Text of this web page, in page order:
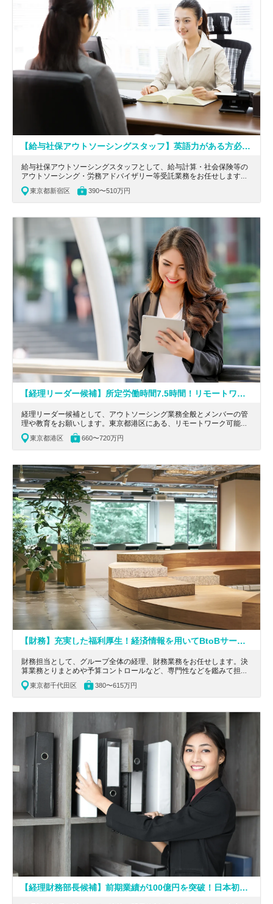
【給与社保アウトソーシングスタッフ】英語力がある方必見！海外クライアントとのやり取りあり！週2リモート！フレックスあり！世界5大会計事務所ネットワークに加盟する社労士法人
給与社保アウトソーシングスタッフとして、給与計算・社会保険等の
アウトソーシング・労務アドバイザリー等受託業務をお任せします。
東京都新宿区にある、英語力がある方必見！週2リモート！フレック
スありの社労士法人の求人です。
東京都新宿区 390〜510万円
【経理リーダー候補】所定労働時間7.5時間！リモートワーク可能！ITインフラのサポートだけでなく、ソフトウェアパッケージの自社開発など幅広くサービスを提供する事業会社
経理リーダー候補として、アウトソーシング業務全般とメンバーの管
理や教育をお願いします。東京都港区にある、リモートワーク可能！
ITインフラのサポートだけでなく、ソフトウェアパッケージの自社開
発など幅広くサービスを提供する事業会社の求人です。
東京都港区 660〜720万円
【財務】充実した福利厚生！経済情報を用いてBtoBサービスを提供するグロース市場上場企業
財務担当として、グループ全体の経理、財務業務をお任せします。決
算業務とりまとめや予算コントロールなど、専門性などを鑑みて担当
を決定します。東京都千代田区に位置する経済情報を用いてBtoBサー
ビスを提供するグロース市場上場企業の求人です。
東京都千代田区 380〜615万円
【経理財務部長候補】前期業績が100億円を突破！日本初のオンライン診療・処方薬宅配のワンストップ・プラットフォームサービスを展開！2021年に上場を果たしたヘルステックカンパニー